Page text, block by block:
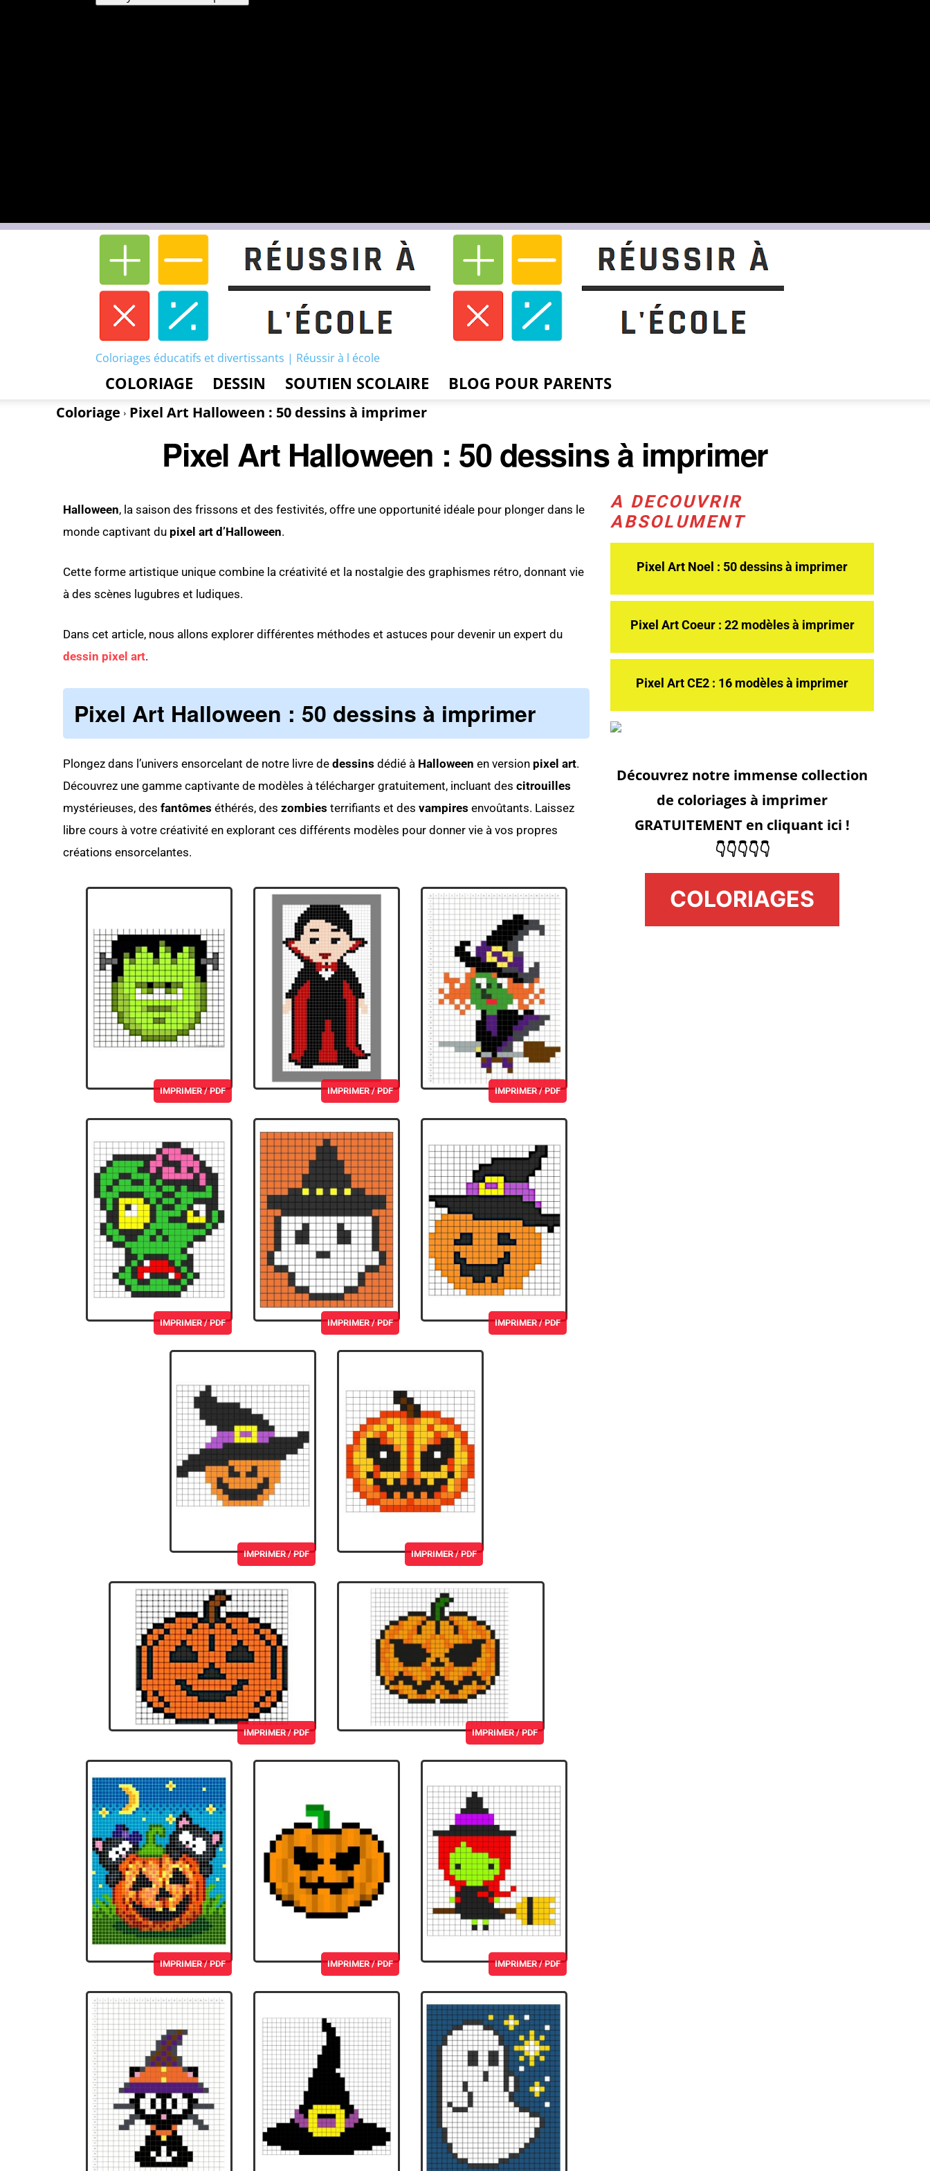
Coloriages éducatifs et divertissants | Réussir à l école
COLORIAGE DESSIN SOUTIEN SCOLAIRE BLOG POUR PARENTS
Coloriage Pixel Art Halloween : 50 dessins à imprimer
Pixel Art Halloween : 50 dessins à imprimer
Halloween, la saison des frissons et des festivités, offre une opportunité idéale pour plonger dans le
monde captivant du pixel art d’Halloween.
Cette forme artistique unique combine la créativité et la nostalgie des graphismes rétro, donnant vie
à des scènes lugubres et ludiques.
Dans cet article, nous allons explorer différentes méthodes et astuces pour devenir un expert du
dessin pixel art.
Pixel Art Halloween : 50 dessins à imprimer
Plongez dans l’univers ensorcelant de notre livre de dessins dédié à Halloween en version pixel art.
Découvrez une gamme captivante de modèles à télécharger gratuitement, incluant des citrouilles
mystérieuses, des fantômes éthérés, des zombies terrifiants et des vampires envoûtants. Laissez
libre cours à votre créativité en explorant ces différents modèles pour donner vie à vos propres
créations ensorcelantes.
IMPRIMER / PDF IMPRIMER / PDF IMPRIMER / PDF
IMPRIMER / PDF IMPRIMER / PDF IMPRIMER / PDF
IMPRIMER / PDF IMPRIMER / PDF
IMPRIMER / PDF IMPRIMER / PDF
IMPRIMER / PDF IMPRIMER / PDF IMPRIMER / PDF
A DECOUVRIR
ABSOLUMENT
Pixel Art Noel : 50 dessins à imprimer
Pixel Art Coeur : 22 modèles à imprimer
Pixel Art CE2 : 16 modèles à imprimer
Découvrez notre immense collection
de coloriages à imprimer
GRATUITEMENT en cliquant ici !
👇👇👇👇👇
COLORIAGES